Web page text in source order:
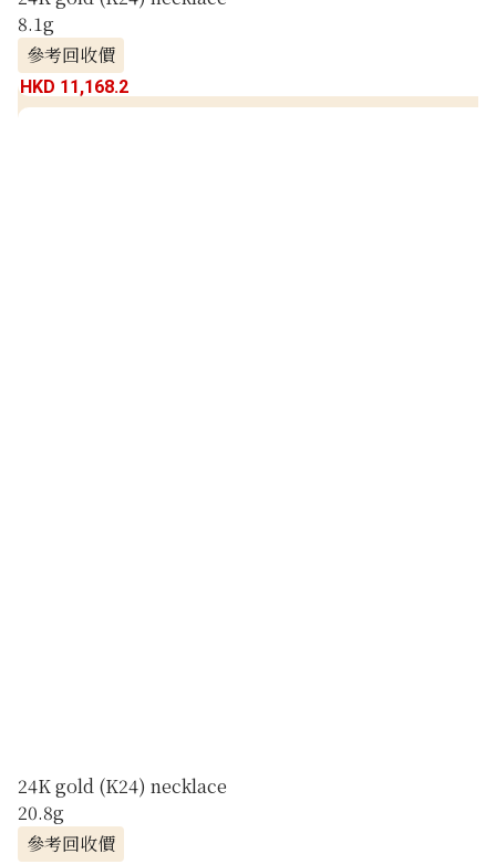
8.1g
參考回收價
HKD 11,168.2
24K gold (K24) necklace
20.8g
參考回收價